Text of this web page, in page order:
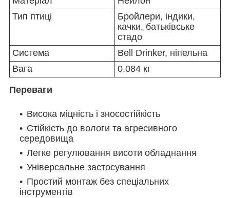
Тип птиці
Бройлери, індики,
качки, батьківське
стадо
Система
Bell Drinker, ніпельна
Вага
0.084 кг
Переваги
Висока міцність і зносостійкість
Стійкість до вологи та агресивного
середовища
Легке регулювання висоти обладнання
Універсальне застосування
Простий монтаж без спеціальних
інструментів